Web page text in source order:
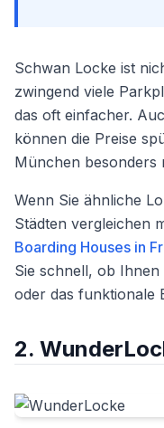
Schwan Locke ist
zwingend viele
das oft einfacher.
können die Preise
München besonders
Wenn Sie ähnliche
Städten vergleichen
Boarding Houses in
Sie schnell, ob
oder das funktionale
2.